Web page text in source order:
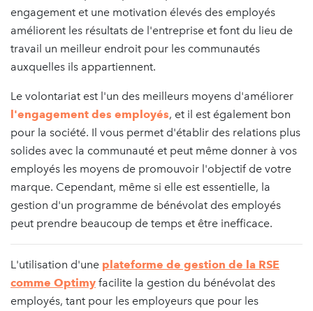
engagement et une motivation élevés des employés
améliorent les résultats de l'entreprise et font du lieu de
travail un meilleur endroit pour les communautés
auxquelles ils appartiennent.
Le volontariat est l'un des meilleurs moyens d'améliorer
l'engagement des employés, et il est également bon
pour la société. Il vous permet d'établir des relations plus
solides avec la communauté et peut même donner à vos
employés les moyens de promouvoir l'objectif de votre
marque. Cependant, même si elle est essentielle, la
gestion d'un programme de bénévolat des employés
peut prendre beaucoup de temps et être inefficace.
L'utilisation d'une plateforme de gestion de la RSE
comme Optimy facilite la gestion du bénévolat des
employés, tant pour les employeurs que pour les